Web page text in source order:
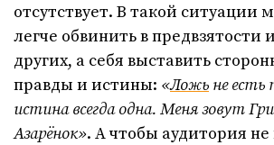
отсутствует. В такой ситуации
легче обвинить в предвзятости
других, а себя выставить
правды и истины: «Ложь не есть
истина всегда одна. Меня зовут
Азарёнок». А чтобы аудитория